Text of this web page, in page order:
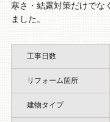
寒さ・結露対策だけでな
ました。
工事日数
リフォーム箇所
建物タイプ